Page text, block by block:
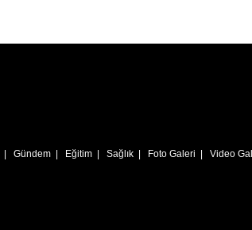
Gündem Eğitim Sağlık Foto Galeri Video